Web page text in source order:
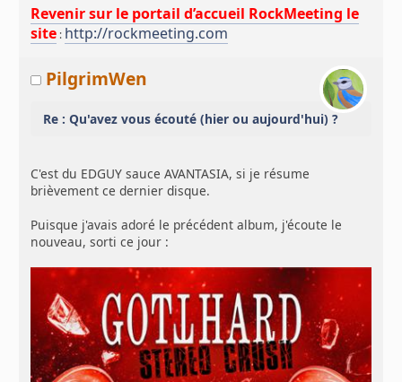
Revenir sur le portail d’accueil RockMeeting le
site : http://rockmeeting.com
PilgrimWen
Re : Qu'avez vous écouté (hier ou aujourd'hui) ?
C'est du EDGUY sauce AVANTASIA, si je résume
brièvement ce dernier disque.
Puisque j'avais adoré le précédent album, j'écoute le
nouveau, sorti ce jour :